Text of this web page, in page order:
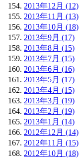
2013年12月 (12)
2013年11月 (13)
2013年10月 (18)
2013年9月 (17)
2013年8月 (15)
2013年7月 (15)
2013年6月 (16)
2013年5月 (17)
2013年4月 (15)
2013年3月 (19)
2013年2月 (19)
2013年1月 (14)
2012年12月 (14)
2012年11月 (15)
2012年10月 (18)